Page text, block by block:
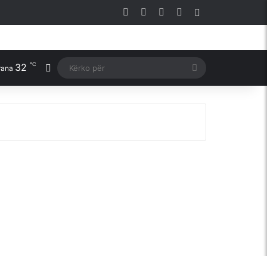
Facebook YouTubeInstagram
32 ℃ Switch skin
për